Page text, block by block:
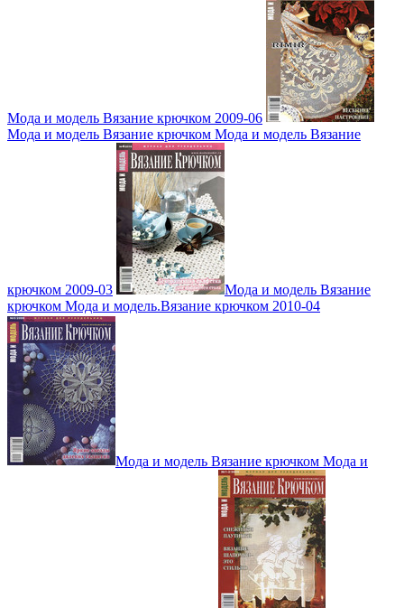
Мода и модель Вязание крючком 2009-06
Мода и модель Вязание крючком Мода и модель Вязание
крючком 2009-03
Мода и модель Вязание
крючком Мода и модель.Вязание крючком 2010-04
Мода и модель Вязание крючком Мода и